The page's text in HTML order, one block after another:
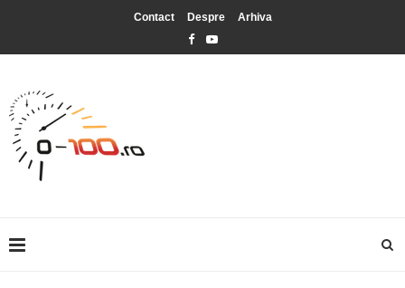
Contact Despre Arhiva